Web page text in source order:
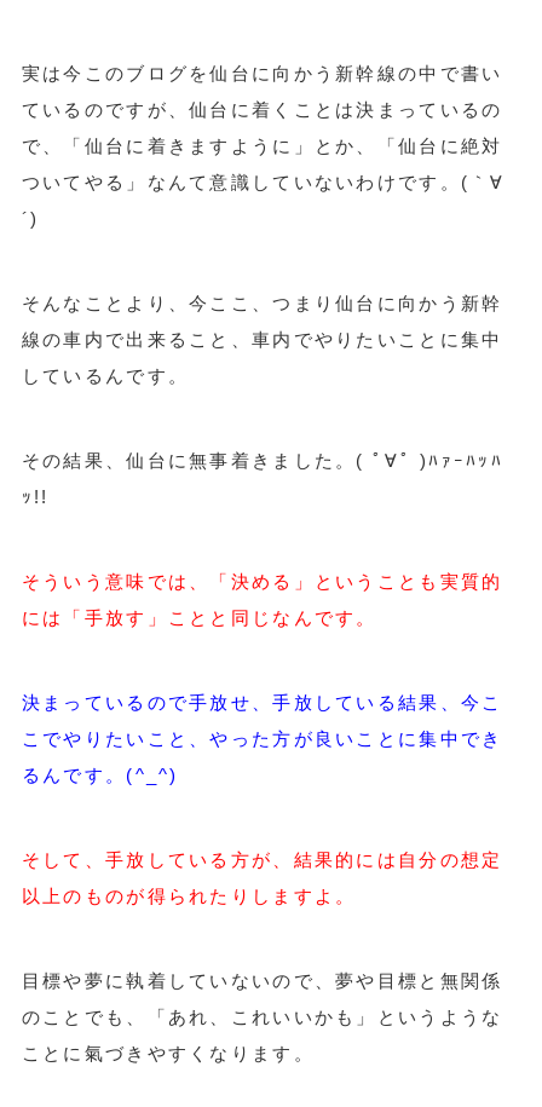
実は今このブログを仙台に向かう新幹線の中で書い
ているのですが、仙台に着くことは決まっているの
で、「仙台に着きますように」とか、「仙台に絶対
ついてやる」なんて意識していないわけです。(｀∀
´)
そんなことより、今ここ、つまり仙台に向かう新幹
線の車内で出来ること、車内でやりたいことに集中
しているんです。
その結果、仙台に無事着きました。( ﾟ∀ﾟ )ﾊｧｰﾊｯﾊ
ｯ!!
そういう意味では、「決める」ということも実質的
には「手放す」ことと同じなんです。
決まっているので手放せ、手放している結果、今こ
こでやりたいこと、やった方が良いことに集中でき
るんです。(^_^)
そして、手放している方が、結果的には自分の想定
以上のものが得られたりしますよ。
目標や夢に執着していないので、夢や目標と無関係
のことでも、「あれ、これいいかも」というような
ことに氣づきやすくなります。